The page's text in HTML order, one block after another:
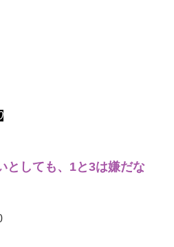
としても、1と3は嫌だな